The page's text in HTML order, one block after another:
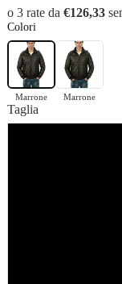
o 3 rate da €126,33
Colori
Marrone Marrone
Taglia